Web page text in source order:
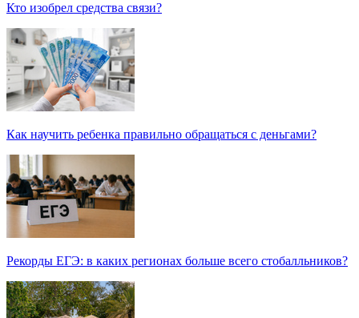
Кто изобрел средства связи?
Как научить ребенка правильно обращаться с деньгами?
Рекорды ЕГЭ: в каких регионах больше всего стобалльников?